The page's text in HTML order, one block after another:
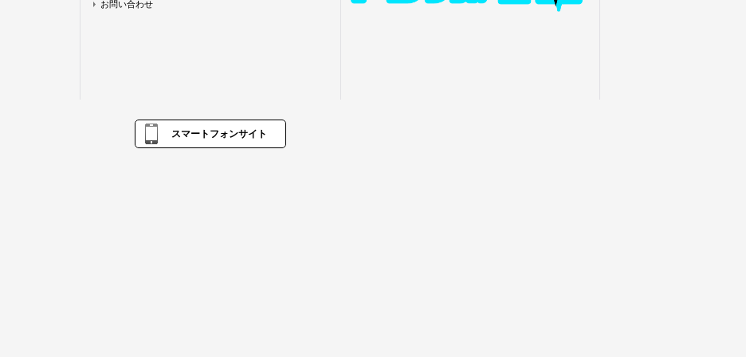
お問い合わせ
スマートフォンサイト